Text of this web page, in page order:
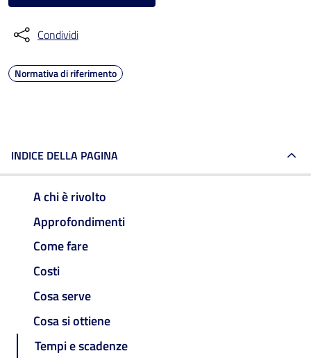
Condividi
Normativa di riferimento
INDICE DELLA PAGINA
A chi è rivolto
Approfondimenti
Come fare
Costi
Cosa serve
Cosa si ottiene
Tempi e scadenze